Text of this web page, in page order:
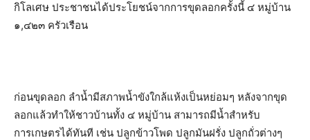
กิโลเศษ ประชาชนได้ประโยชน์จากการขุดลอกครั้งนี้ ๔ หมู่บ้าน
๑,๔๒๓ ครัวเรือน
ก่อนขุดลอก ลำน้ำมีสภาพน้ำขังใกล้แห้งเป็นหย่อมๆ หลังจากขุด
ลอกแล้วทำให้ชาวบ้านทั้ง ๔ หมู่บ้าน สามารถมีน้ำสำหรับ
การเกษตรได้ทันที เช่น ปลูกข้าวโพด ปลูกมันฝรั่ง ปลูกถั่วต่างๆ